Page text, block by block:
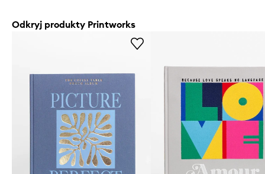
Odkryj produkty Printworks